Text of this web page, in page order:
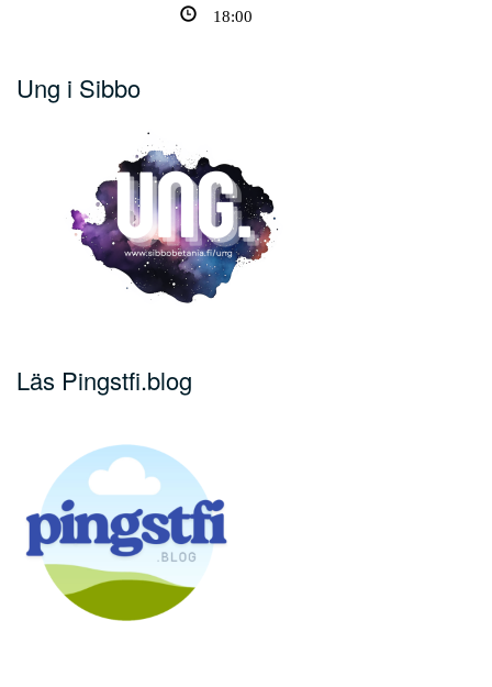
18:00
Ung i Sibbo
Läs Pingstfi.blog